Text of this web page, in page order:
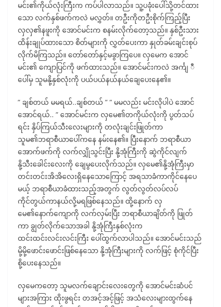
မင်း၏ကိုယ်လုံးကြီးက ကပ်ပါလာသည်။ သူ့ပခုံးပေါ်သို့တင်ထား
သော လက်နှစ်ဖက်ကလဲ မလွှတ်။ တဦးကိုတဦးစိုက်ကြည့်ပြီး
လှလှ၏နဖူးကို အောင်မင်းက စနမ်းလိုက်တော့သည်။ နှစ်ဦးသား
ထိန်းချုပ်ထားသော စိတ်များကို လွှတ်ပေးကာ နှုတ်ခမ်းချင်းစုပ်
လိုက်မိကြသည်။ တော်တော်နှင့်မခွာကြပေ။ လှမေက အောင်
မင်း၏ ကျောပြင်ကို ဖက်ထားသည်။ အောင်မင်းကလဲ အင်္ကျ ီ
ပေါ်မှ သူမနို့နှစ်လုံးကို ပယ်ပယ်နယ်နယ်ချေပေးနေ၏။
” ချစ်တယ် မမရယ်..ချစ်တယ် ” ” မမလည်း မင်းလိုပါပဲ အောင်
အောင်ရယ်.. ” အောင်မင်းက လှမေ၏တကိုယ်လုံးကို ပွတ်သပ်
ရင်း နှိပ်ကြယ်သီးလေးများကို တလုံးချင်းဖြုတ်ကာ
သူမ၏ဘရာစီယာပေါ်ကနေ နမ်းနေ၏။ ပြီးနောက် ဘရာစီယာ
အောက်ဖက်ကို လက်လျှိုသွင်းပြီး နို့အုံကြီးကို ဆွဲကိုင်လျက်
နို့သီးခေါင်းလေးကို ချေမွပေးလိုက်သည်။ လှမေ၏နို့အုံကြီးမှာ
တင်းတင်းအိအိလေးရှိနေသောကြောင့် အရသာခံကာကိုင်နေပေ
မယ့် ဘရာစီယာခံထားသည့်အတွက် လွတ်လွတ်လပ်လပ်
ကိုင်တွယ်ကာနယ်လို့မရဖြစ်နေသည်။ ထို့နောက် လှ
မေ၏နောက်ကျောကို လက်လှမ်းပြီး ဘရာစီယာချိတ်ကို ဖြုတ်
ကာ ချွတ်လိုက်သောအခါ နို့အုံကြီးနှစ်လုံးက
ထင်းထင်းလင်းလင်းကြီး ပေါ်ထွက်လာပါသည်။ အောင်မင်းသည်
မို့မို့ဖောင်းဖောင်းဖြစ်နေသော နို့အုံကြီးများကို လက်ဖြင့် စုံကိုင်ပြီး
စို့ပေးနေသည်။
လှမေကတော့ သူမလက်ချောင်းလေးတွေကို အောင်မင်းဆံပင်
များအကြား ထိုးဖွရင်း တအင့်အင့်ဖြင့် အသံလေးများထွက်နေ